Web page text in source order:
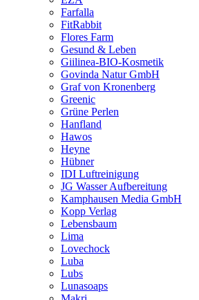
Farfalla
FitRabbit
Flores Farm
Gesund & Leben
Giilinea-BIO-Kosmetik
Govinda Natur GmbH
Graf von Kronenberg
Greenic
Grüne Perlen
Hanfland
Hawos
Heyne
Hübner
IDI Luftreinigung
JG Wasser Aufbereitung
Kamphausen Media GmbH
Kopp Verlag
Lebensbaum
Lima
Lovechock
Luba
Lubs
Lunasoaps